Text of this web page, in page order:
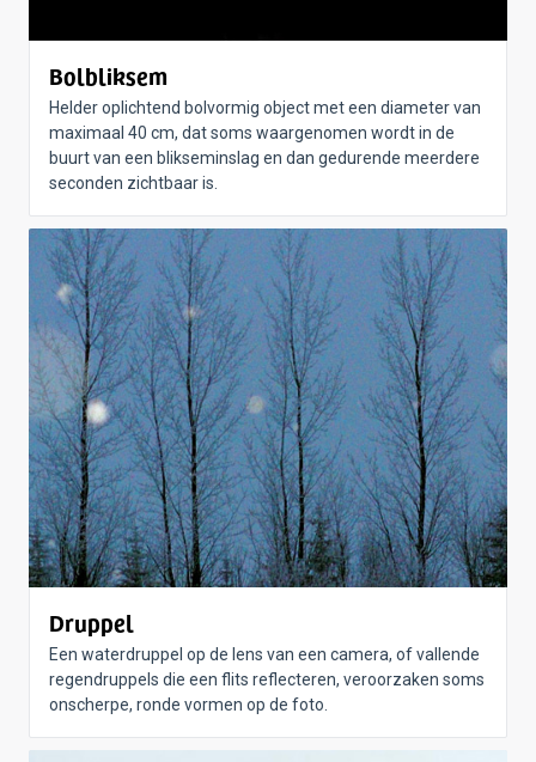
Bolbliksem
Helder oplichtend bolvormig object met een diameter van
maximaal 40 cm, dat soms waargenomen wordt in de
buurt van een blikseminslag en dan gedurende meerdere
seconden zichtbaar is.
Druppel
Een waterdruppel op de lens van een camera, of vallende
regendruppels die een flits reflecteren, veroorzaken soms
onscherpe, ronde vormen op de foto.